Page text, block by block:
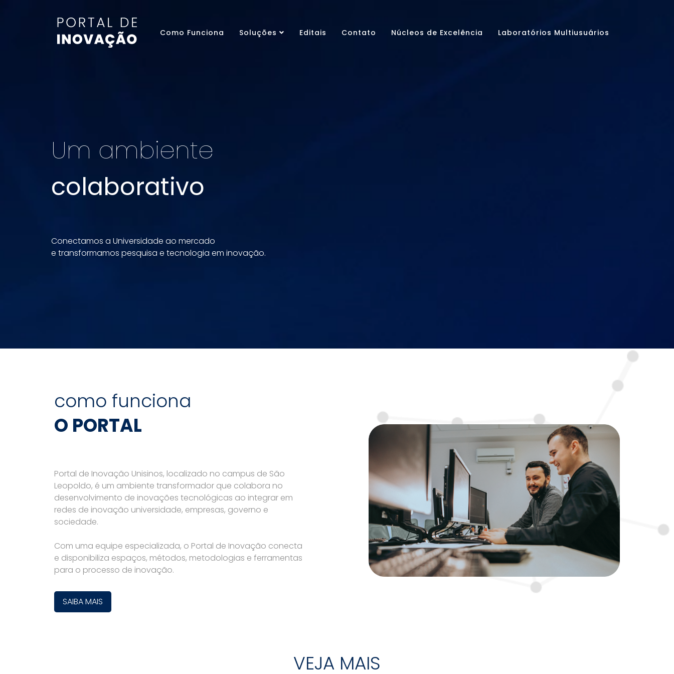
Como Funciona Soluções Editais Contato Núcleos de Excelência Laboratórios Multiusuários
Um ambiente
colaborativo
Conectamos a Universidade ao mercado
e transformamos pesquisa e tecnologia em inovação.
como funciona
O PORTAL
Portal de Inovação Unisinos, localizado no campus de São
Leopoldo, é um ambiente transformador que colabora no
desenvolvimento de inovações tecnológicas ao integrar em
redes de inovação universidade, empresas, governo e
sociedade.
Com uma equipe especializada, o Portal de Inovação conecta
e disponibiliza espaços, métodos, metodologias e ferramentas
para o processo de inovação.
SAIBA MAIS
VEJA MAIS